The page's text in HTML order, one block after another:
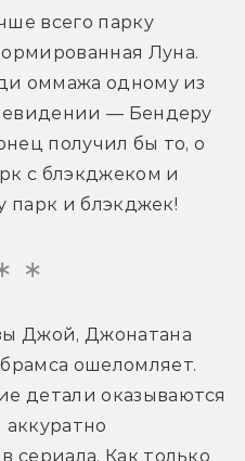
всего парку
Луна.
оммажа одному из
— Бендеру
получил бы то, о
с блэкджеком и
парк и блэкджек!
Джой, Джонатана
ошеломляет.
детали оказываются
сериала. Как только